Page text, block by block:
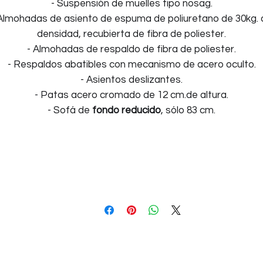
- Suspensión de muelles tipo nosag.
de asiento de espuma de poliuretano de 30kg.
densidad, recubierta de fibra de poliester.
- Almohadas de respaldo de fibra de poliester.
- Respaldos abatibles con mecanismo de acero oculto.
- Asientos deslizantes.
- Patas acero cromado de 12 cm.de altura.
- Sofá de fondo reducido, sólo 83 cm.